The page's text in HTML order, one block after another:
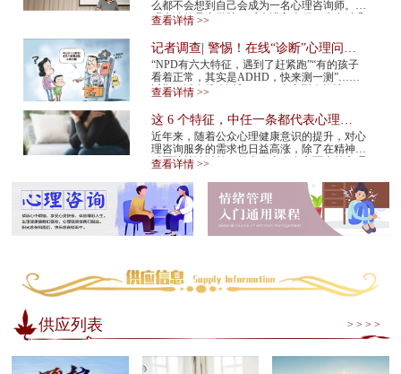
么都不会想到自己会成为一名心理咨询师。我
硕士读的是商学院。后来进入大厂，也有过几
常、...
查看详情 >>
记者调查| 警惕！在线“诊断”心理问
题，越治越病！
“NPD有六大特征，遇到了赶紧跑”“有的孩子
看着正常，其实是ADHD，快来测一测”……
近期，以在线“诊断”NPD（自恋型人格障
的视频在网...
查看详情 >>
这 6 个特征，中任一条都代表心理咨
询师不靠谱！赶紧换
近年来，随着公众心理健康意识的提升，对心
理咨询服务的需求也日益高涨，除了在精神专
科医院就诊以外，很多人也会在市面上的心理
备...
查看详情 >>
供应列表 > > > >